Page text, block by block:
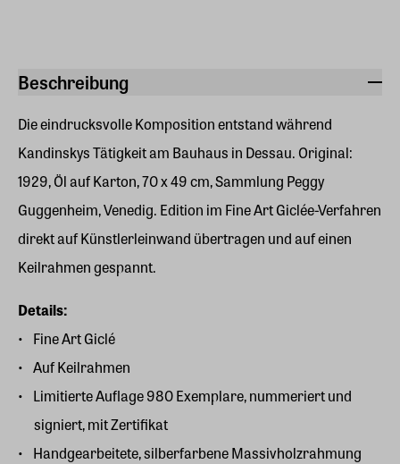
Beschreibung
Die eindrucksvolle Komposition entstand während
Kandinskys Tätigkeit am Bauhaus in Dessau. Original:
1929, Öl auf Karton, 70 x 49 cm, Sammlung Peggy
Guggenheim, Venedig. Edition im Fine Art Giclée-Verfahren
direkt auf Künstlerleinwand übertragen und auf einen
Keilrahmen gespannt.
Details:
Fine Art Giclé
Auf Keilrahmen
Limitierte Auflage 980 Exemplare, nummeriert und
signiert, mit Zertifikat
Handgearbeitete, silberfarbene Massivholzrahmung